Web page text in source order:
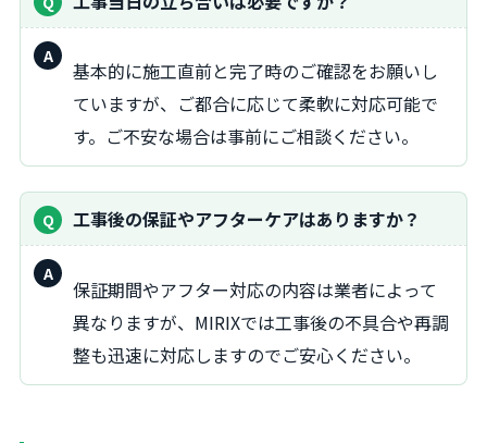
答：
基本的に施工直前と完了時のご確認をお願いし
ていますが、ご都合に応じて柔軟に対応可能で
す。ご不安な場合は事前にご相談ください。
工事後の保証やアフターケアはありますか？
答：
保証期間やアフター対応の内容は業者によって
異なりますが、MIRIXでは工事後の不具合や再調
整も迅速に対応しますのでご安心ください。